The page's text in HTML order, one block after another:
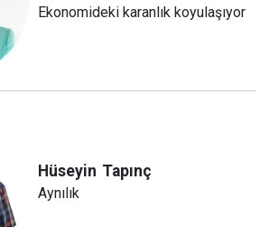
Ekonomideki karanlık koyulaşıyor
Hüseyin Tapınç
Aynılık